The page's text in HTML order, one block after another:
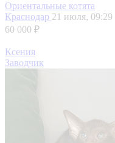
Ориентальные котята
Краснодар 21 июля, 09:29
60 000 ₽
Ксения
Заводчик